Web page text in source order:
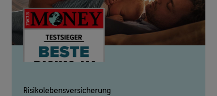
Risikolebensversicherung